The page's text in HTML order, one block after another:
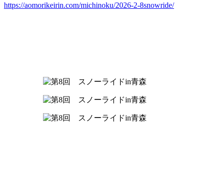
https://aomorikeirin.com/michinoku/2026-2-8snowride/